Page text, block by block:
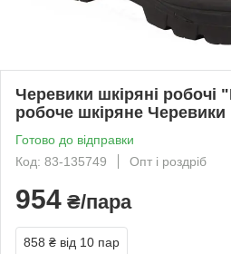
Черевики шкіряні робочі
робоче шкіряне Черевики
Готово до відправки
Код: 83-135749
Опт і роздріб
954 ₴/пара
858 ₴ від 10 пар